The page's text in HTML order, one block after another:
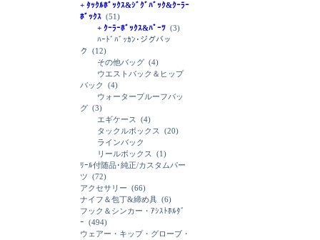
+ ﾀｯｸﾙﾎﾞｯｸｽ&ｼﾞｸﾞﾊﾞｯｸ&ｸｰﾗｰ
ﾎﾞｯｸｽ (51)
+ ｸｰﾗｰﾎﾞｯｸｽ&ﾊﾟｰﾂ (3)
ﾊｰﾄﾞﾊﾞｯｶﾝ･ジグバッ
ク
(12)
その他バッグ (4)
ウエストバック＆ヒップ
バック
(4)
ウォータープルーフバッ
グ (3)
エギケース
(4)
タックルボックス
(20)
ラインバック
リールボックス
(1)
ﾘｰﾙ付随品･純正/カスタムパー
ツ (72)
アクセサリー (66)
ナイフ＆包丁&締め具 (6)
フック＆シンカー・ｱｼｽﾄﾎﾙﾀﾞ
ｰ (494)
ウェアー・キップ・グローブ・